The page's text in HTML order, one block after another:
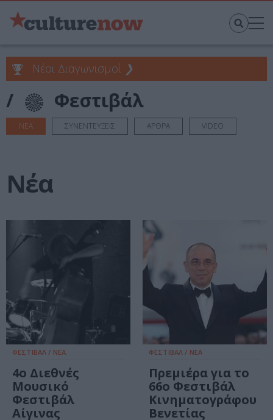
Νέοι Διαγωνισμοί ❯
/ Φεστιβάλ
ΝΕΑ ΣΥΝΕΝΤΕΥΞΕΙΣ ΑΡΘΡΑ VIDEO
Νέα
ΦΕΣΤΙΒΑΛ / ΝΕΑ
4ο Διεθνές
Μουσικό
Φεστιβάλ
Αίγινας
ΦΕΣΤΙΒΑΛ / ΝΕΑ
Πρεμιέρα για το
66ο Φεστιβάλ
Κινηματογράφου
Βενετίας